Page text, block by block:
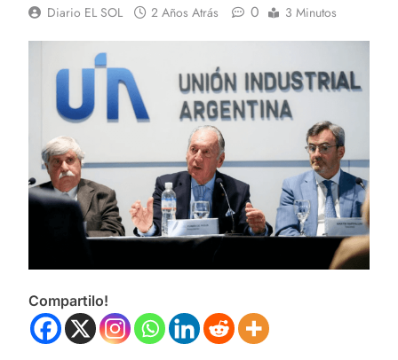
Diario EL SOL 2 Años Atrás 0 3 Minutos
Compartilo!